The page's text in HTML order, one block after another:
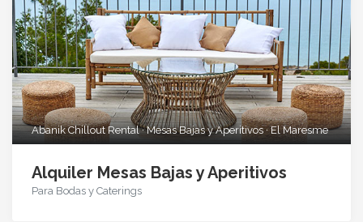
Abanik Chillout Rental · Mesas Bajas y Aperitivos · El Maresme
Alquiler Mesas Bajas y Aperitivos
Para Bodas y Caterings